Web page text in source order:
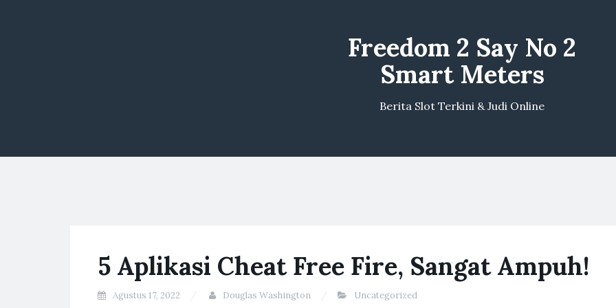
Freedom 2 Say No 2
Smart Meters
Berita Slot Terkini & Judi Online
5 Aplikasi Cheat Free Fire, Sangat Ampuh!
Agustus 17, 2022 Douglas Washington Uncategorized